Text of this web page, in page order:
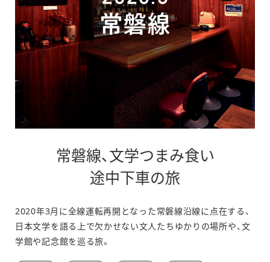
常磐線、文学つまみ食い
途中下車の旅
2020年3月に全線運転再開となった常磐線沿線に点在する、
日本文学を語る上で欠かせない文人たちゆかりの場所や、文
学館や記念館を巡る旅。